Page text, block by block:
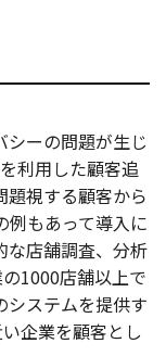
シーの問題が生じ
利用した顧客追
視する顧客から
もあって導入に
な店舗調査、分析
1000店舗以上で
システムを提供す
企業を顧客とし